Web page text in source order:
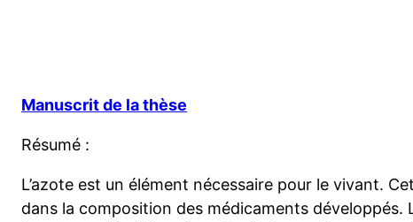
Manuscrit de la thèse
Résumé :
L’azote est un élément nécessaire pour le vivant.
dans la composition des médicaments développés.